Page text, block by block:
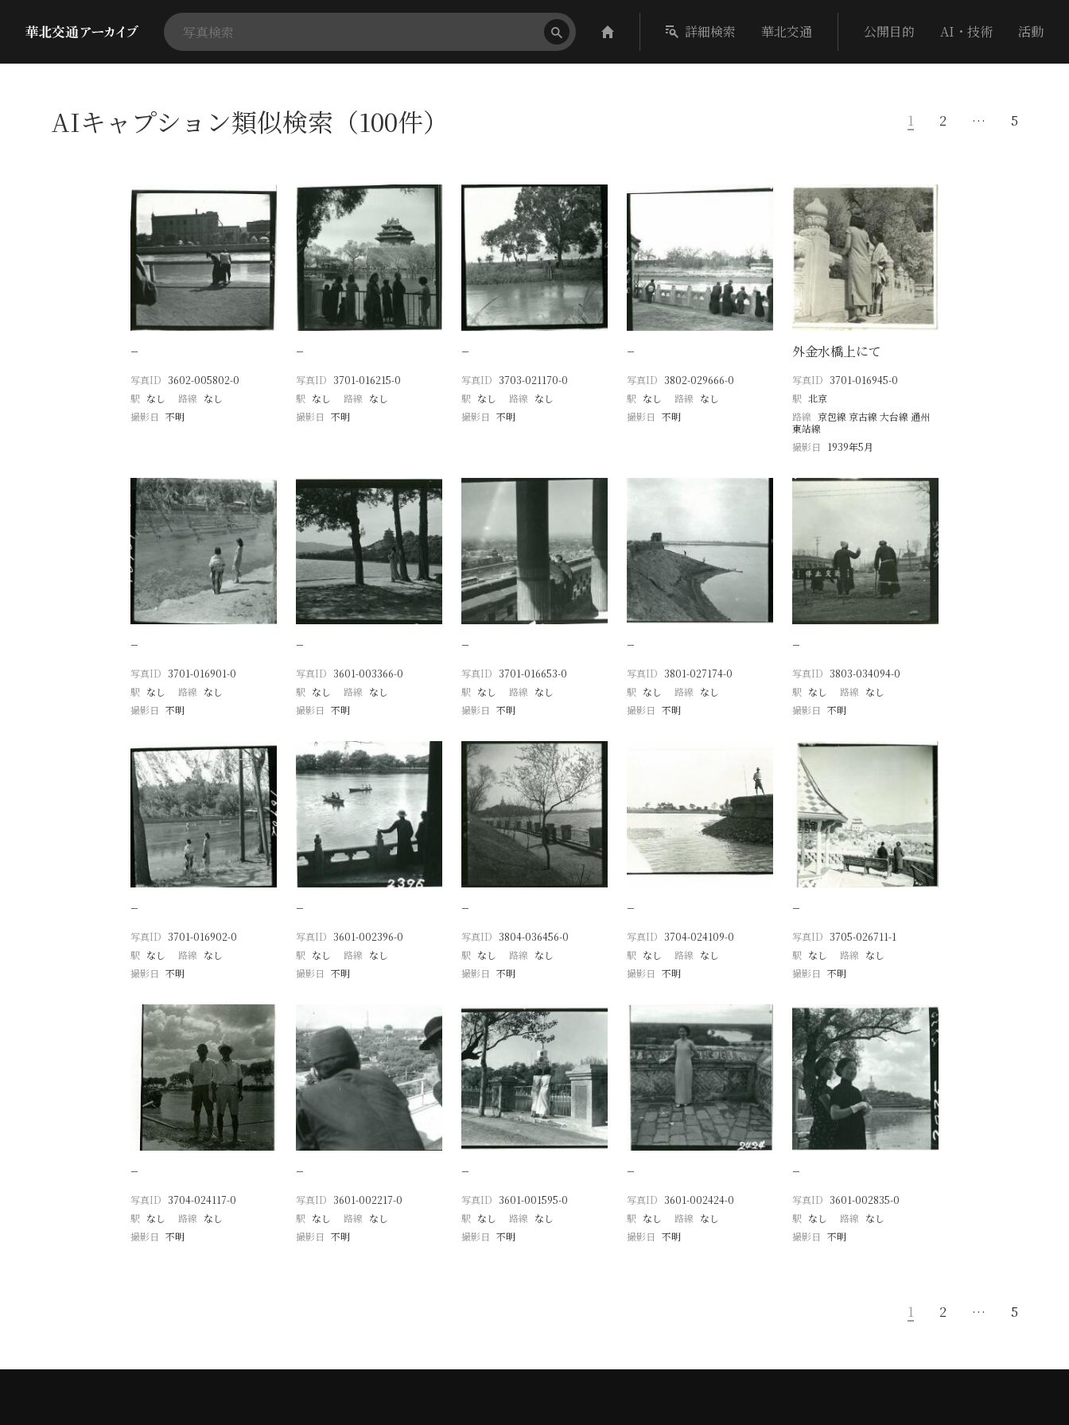
詳細検索 華北交通 公開目的 AI・技術 活動
AIキャプション類似検索（100件） 1 2 … 5
−
写真ID 3602-005802-0
駅 なし 路線 なし
撮影日 不明
−
写真ID 3701-016215-0
駅 なし 路線 なし
撮影日 不明
−
写真ID 3703-021170-0
駅 なし 路線 なし
撮影日 不明
−
写真ID 3802-029666-0
駅 なし 路線 なし
撮影日 不明
外金水橋上にて
写真ID 3701-016945-0
駅 北京
路線 京包線 京古線 大台線 通州
東站線
撮影日
1939年5月
−
写真ID 3701-016901-0
駅 なし 路線 なし
撮影日 不明
−
写真ID 3601-003366-0
駅 なし 路線 なし
撮影日 不明
−
写真ID 3701-016653-0
駅 なし 路線 なし
撮影日 不明
−
写真ID 3801-027174-0
駅 なし 路線 なし
撮影日 不明
−
写真ID 3803-034094-0
駅 なし 路線 なし
撮影日 不明
−
写真ID 3701-016902-0
駅 なし 路線 なし
撮影日 不明
−
写真ID 3601-002396-0
駅 なし 路線 なし
撮影日 不明
−
写真ID 3804-036456-0
駅 なし 路線 なし
撮影日 不明
−
写真ID 3704-024109-0
駅 なし 路線 なし
撮影日 不明
−
写真ID 3705-026711-1
駅 なし 路線 なし
撮影日 不明
−
写真ID 3704-024117-0
駅 なし 路線 なし
撮影日 不明
−
写真ID 3601-002217-0
駅 なし 路線 なし
撮影日 不明
−
写真ID 3601-001595-0
駅 なし 路線 なし
撮影日 不明
−
写真ID 3601-002424-0
駅 なし 路線 なし
撮影日 不明
−
写真ID 3601-002835-0
駅 なし 路線 なし
撮影日 不明
1 2 … 5